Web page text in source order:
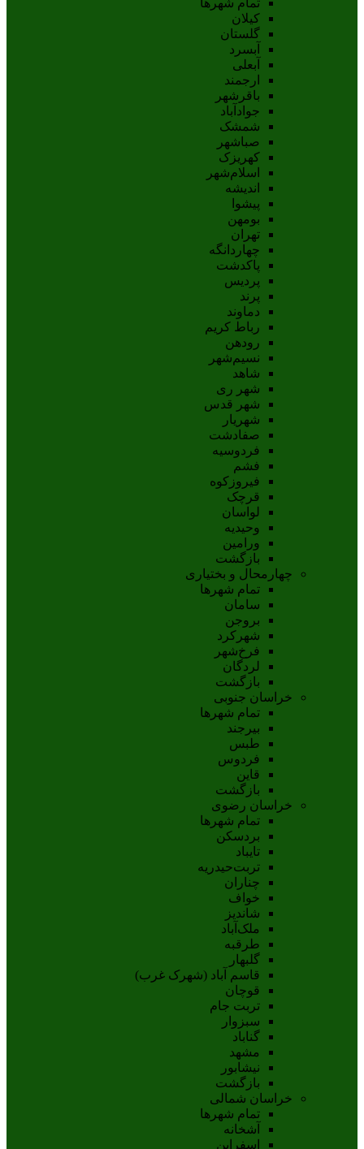
کیلان
گلستان
آبسرد
آبعلی
ارجمند
باقرشهر
جوادآباد
شمشک
صباشهر
کهریزک
اسلام‌شهر
اندیشه
پيشوا
بومهن
تهران
چهاردانگه
پاکدشت
پردیس
پرند
دماوند
رباط کریم
رودهن
نسيم‌شهر
شاهد
شهر ری
شهر قدس
شهریار
صفادشت
فردوسیه
فشم
فیروزکوه
قرچک
لواسان
وحیدیه
ورامین
بازگشت
چهارمحال و بختیاری
تمام شهر‌ها
سامان
بروجن
شهرکرد
فرخ‌شهر
لردگان
بازگشت
خراسان جنوبی
تمام شهر‌ها
بيرجند
طبس
فردوس
قاين
بازگشت
خراسان رضوی
تمام شهر‌ها
بردسکن
تایباد
تربت‌حیدریه
چناران
خواف
شاندیز
ملک‌آباد
طرقبه
گلبهار
قاسم آباد (شهرک غرب)
قوچان
تربت جام
سبزوار
گناباد
مشهد
نيشابور
بازگشت
خراسان شمالی
تمام شهر‌ها
آشخانه
اسفراين